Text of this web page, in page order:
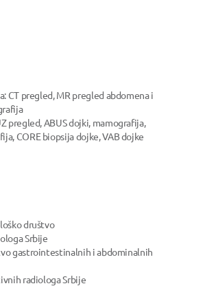
CT pregled, MR pregled abdomena i
pregled, ABUS dojki, mamografija,
CORE biopsija dojke, VAB dojke
društvo
Srbije
gastrointestinalnih i abdominalnih
radiologa Srbije